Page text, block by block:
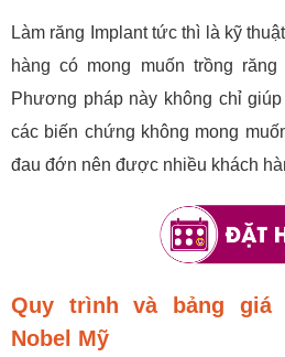
Làm răng Implant tức thì là kỹ
hàng có mong muốn trồng
Phương pháp này không chỉ
các biến chứng không mong
đau đớn nên được nhiều khách
Quy trình và bảng giá
Nobel Mỹ